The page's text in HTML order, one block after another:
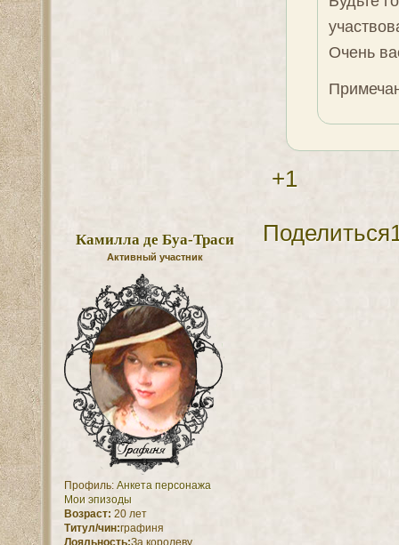
Очень
+1
Поделиться
Камилла де Буа-Траси
Активный участник
Профиль: Анкета персонажа
Мои эпизоды
Возраст: 20 лет
Титул/чин:графиня
Лояльность:За королеву